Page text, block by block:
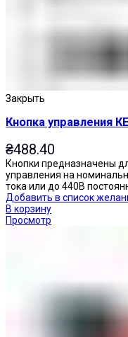
Закрыть
Кнопка управления
₴488.40
Кнопки предназначены
управления на
тока или до 440В
Добавить в список
В корзину
Просмотр